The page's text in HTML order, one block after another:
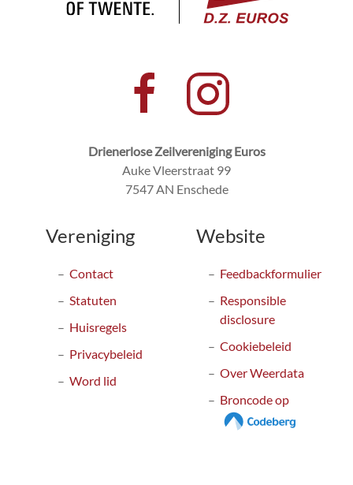
Drienerlose Zeilvereniging Euros
Auke Vleerstraat 99
7547 AN Enschede
Vereniging
Contact
Statuten
Huisregels
Privacybeleid
Word lid
Website
Feedbackformulier
Responsible
disclosure
Cookiebeleid
Over Weerdata
Broncode op